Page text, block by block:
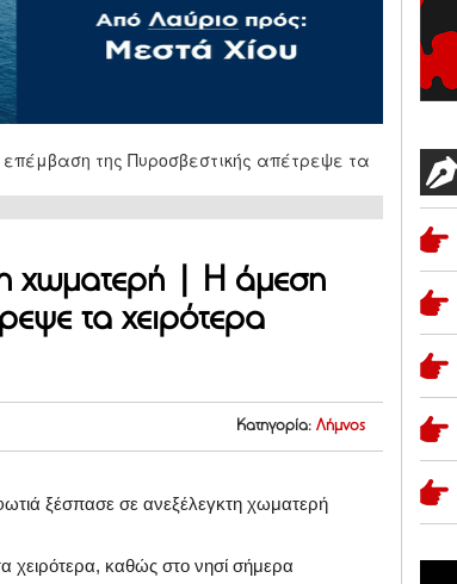
χωματερή | Η άμεση
τα χειρότερα
Κατηγορία: Λήμνος
ξέσπασε σε ανεξέλεγκτη χωματερή
χειρότερα, καθώς στο νησί σήμερα